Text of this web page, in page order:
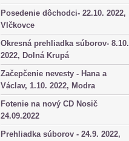
Posedenie dôchodci- 22.10. 2022,
Vlčkovce
Okresná prehliadka súborov- 8.10.
2022, Dolná Krupá
Začepčenie nevesty - Hana a
Václav, 1.10. 2022, Modra
Fotenie na nový CD Nosič
24.09.2022
Prehliadka súborov - 24.9. 2022,